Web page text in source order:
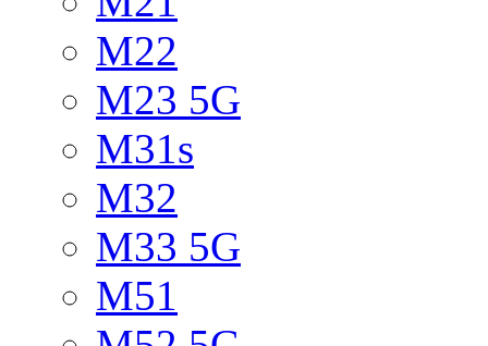
M22
M23 5G
M31s
M32
M33 5G
M51